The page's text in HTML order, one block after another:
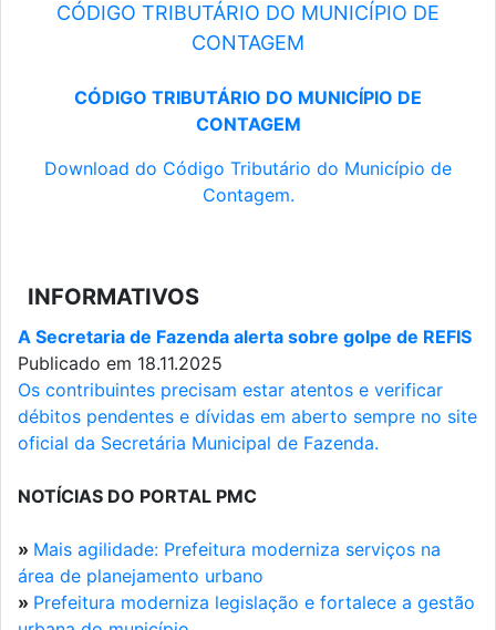
CÓDIGO TRIBUTÁRIO DO MUNICÍPIO DE
CONTAGEM
CÓDIGO TRIBUTÁRIO DO MUNICÍPIO DE
CONTAGEM
Download do Código Tributário do Município de
Contagem.
INFORMATIVOS
A Secretaria de Fazenda alerta sobre golpe de REFIS
Publicado em 18.11.2025
Os contribuintes precisam estar atentos e verificar
débitos pendentes e dívidas em aberto sempre no site
oficial da Secretária Municipal de Fazenda.
NOTÍCIAS DO PORTAL PMC
» Mais agilidade: Prefeitura moderniza serviços na
área de planejamento urbano
» Prefeitura moderniza legislação e fortalece a gestão